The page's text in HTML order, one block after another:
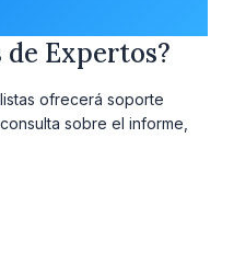
Expertos?
ofrecerá soporte
sobre el informe,